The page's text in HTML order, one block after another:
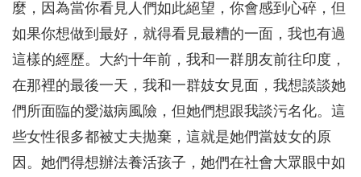
麼，因為當你看見人們如此絕望，你會感到心碎，但
如果你想做到最好，就得看見最糟的一面，我也有過
這樣的經歷。大約十年前，我和一群朋友前往印度，
在那裡的最後一天，我和一群妓女見面，我想談談她
們所面臨的愛滋病風險，但她們想跟我談污名化。這
些女性很多都被丈夫拋棄，這就是她們當妓女的原
因。她們得想辦法養活孩子，她們在社會大眾眼中如